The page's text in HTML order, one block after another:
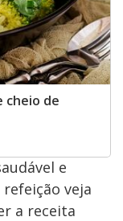
cheio de
e
veja
a receita